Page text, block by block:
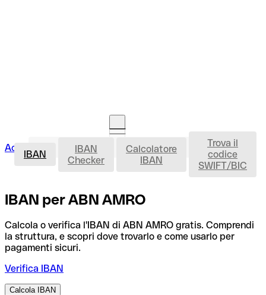
Accedi Avvia la procedura IBAN
IBAN
IBAN
Checker
Calcolatore
IBAN
Trova il
codice
SWIFT/BIC
IBAN per ABN AMRO
Calcola o verifica l'IBAN di ABN AMRO gratis. Comprendi
la struttura, e scopri dove trovarlo e come usarlo per
pagamenti sicuri.
Verifica IBAN
Calcola IBAN